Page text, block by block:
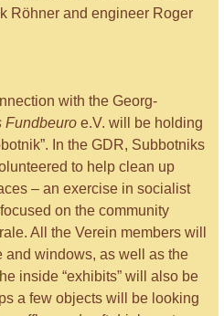
Röhner and engineer Roger
with the Georg-
Fundbeuro e.V. will be holding
In the GDR, Subbotniks
to help clean up
– an exercise in socialist
on the community
All the Verein members will
and windows, as well as the
inside “exhibits” will also be
a few objects will be looking